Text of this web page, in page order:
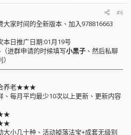
#6
家时间的全新版本、加入978816663
本日推广日期:01月19号
进群申请的时候填写小黑子 、然后私聊
养老★★★
每月平均最少10次以上更新、更新内容
小几十种、活动掉落法宝+成套无级别